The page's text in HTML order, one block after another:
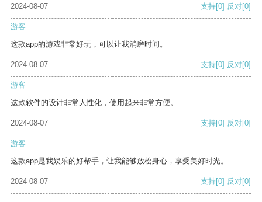
2024-08-07 支持[0] 反对[0]
游客
这款app的游戏非常好玩，可以让我消磨时间。
2024-08-07 支持[0] 反对[0]
游客
这款软件的设计非常人性化，使用起来非常方便。
2024-08-07 支持[0] 反对[0]
游客
这款app是我娱乐的好帮手，让我能够放松身心，享受美好时光。
2024-08-07 支持[0] 反对[0]